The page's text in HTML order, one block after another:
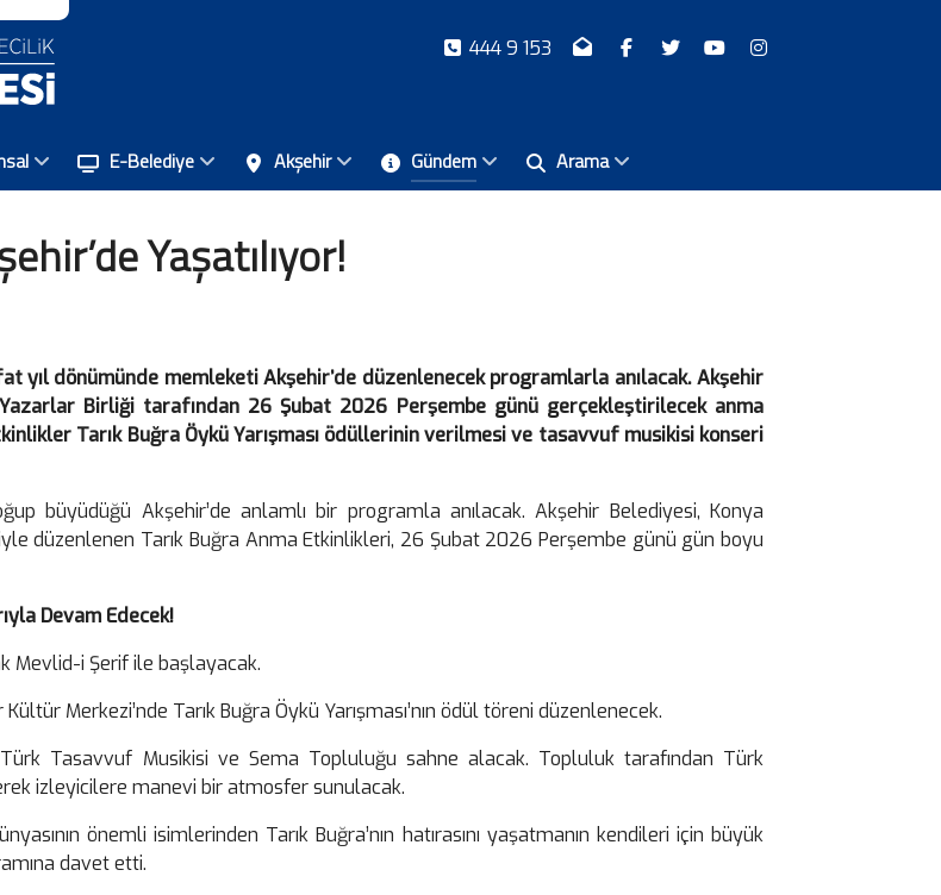
444 9 153
E-Belediye Akşehir Gündem Arama
Yaşatılıyor!
yıl dönümünde memleketi Akşehir’de düzenlenecek programlarla anılacak. Akşehir
Birliği tarafından 26 Şubat 2026 Perşembe günü gerçekleştirilecek anma
Tarık Buğra Öykü Yarışması ödüllerinin verilmesi ve tasavvuf musikisi konseri
büyüdüğü Akşehir’de anlamlı bir programla anılacak. Akşehir Belediyesi, Konya
düzenlenen Tarık Buğra Anma Etkinlikleri, 26 Şubat 2026 Perşembe günü gün boyu
Devam Edecek!
Mevlid-i Şerif ile başlayacak.
Merkezi’nde Tarık Buğra Öykü Yarışması’nın ödül töreni düzenlenecek.
Tasavvuf Musikisi ve Sema Topluluğu sahne alacak. Topluluk tarafından Türk
izleyicilere manevi bir atmosfer sunulacak.
önemli isimlerinden Tarık Buğra’nın hatırasını yaşatmanın kendileri için büyük
davet etti.